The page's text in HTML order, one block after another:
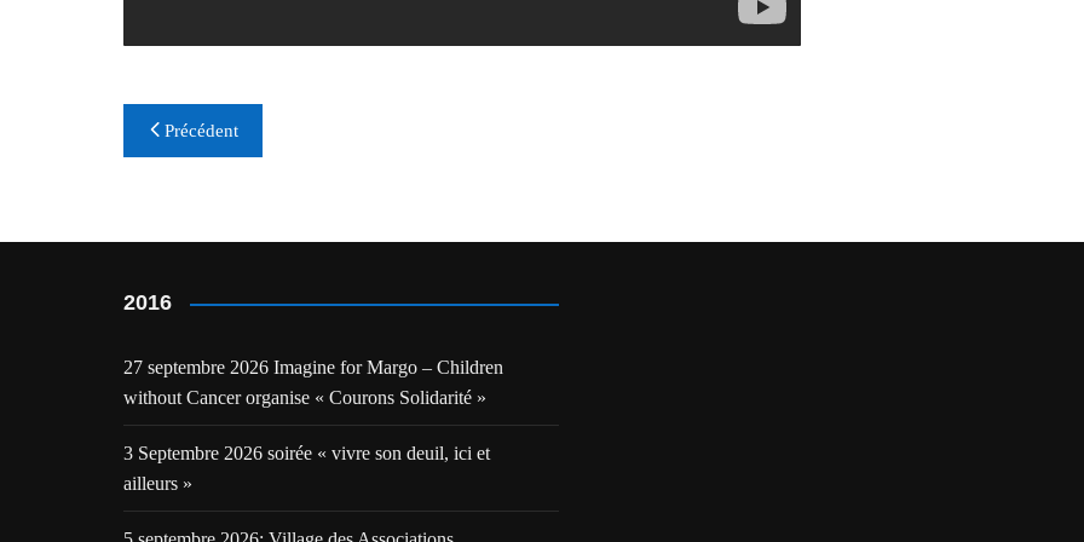
Navigation
de
Précédent
2016
27 septembre 2026 Imagine for Margo – Children
without Cancer organise « Courons Solidarité »
3 Septembre 2026 soirée « vivre son deuil, ici et
ailleurs »